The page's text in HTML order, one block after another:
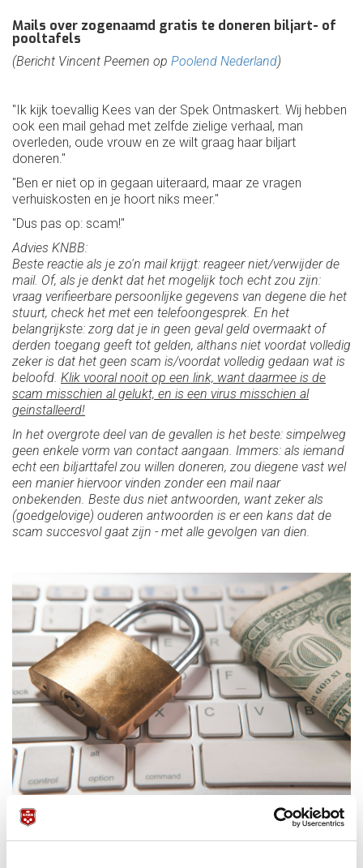
Mails over zogenaamd gratis te doneren biljart- of
pooltafels
(Bericht Vincent Peemen op Poolend Nederland)
"Ik kijk toevallig Kees van der Spek Ontmaskert. Wij hebben
ook een mail gehad met zelfde zielige verhaal, man
overleden, oude vrouw en ze wilt graag haar biljart
doneren."
"Ben er niet op in gegaan uiteraard, maar ze vragen
verhuiskosten en je hoort niks meer."
"Dus pas op: scam!"
Advies KNBB:
Beste reactie als je zo'n mail krijgt: reageer niet/verwijder de
mail. Of, als je denkt dat het mogelijk toch echt zou zijn:
vraag verifieerbare persoonlijke gegevens van degene die het
stuurt, check het met een telefoongesprek. En het
belangrijkste: zorg dat je in geen geval geld overmaakt of
derden toegang geeft tot gelden, althans niet voordat volledig
zeker is dat het geen scam is/voordat volledig gedaan wat is
beloofd. Klik vooral nooit op een link, want daarmee is de
scam misschien al gelukt, en is een virus misschien al
geinstalleerd!
In het overgrote deel van de gevallen is het beste: simpelweg
geen enkele vorm van contact aangaan. Immers: als iemand
echt een biljarttafel zou willen doneren, zou diegene vast wel
een manier hiervoor vinden zonder een mail naar
onbekenden. Beste dus niet antwoorden, want zeker als
(goedgelovige) ouderen antwoorden is er een kans dat de
scam succesvol gaat zijn - met alle gevolgen van dien.
Alles over scammen (Artikel KNBB)